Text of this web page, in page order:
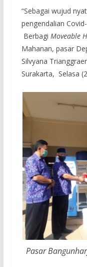
“Sebagai wujud
pengendalian
Berbagi Moveable
Mahanan, pasar
Silvyana
Surakarta, Selasa
Pasar